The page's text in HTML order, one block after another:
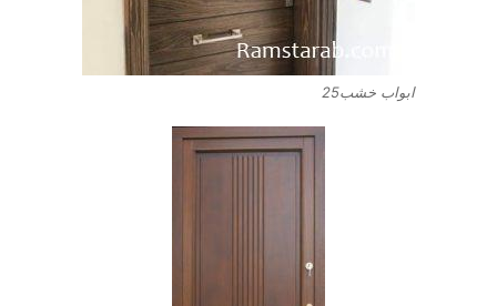
ابواب خشب25